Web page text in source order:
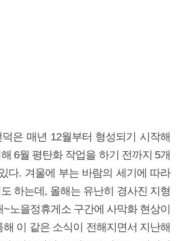
은 매년 12월부터 형성되기 시작해
6월 평탄화 작업을 하기 전까지 5개
다. 겨울에 부는 바람의 세기에 따라
하는데, 올해는 유난히 경사진 지형
노을정휴게소 구간에 사막화 현상이
해 이 같은 소식이 전해지면서 지난해